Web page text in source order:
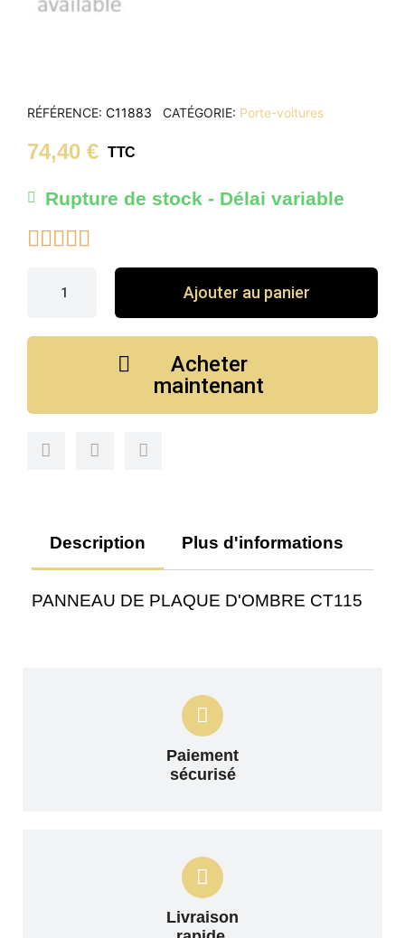
RÉFÉRENCE C11883 CATÉGORIE Porte-voitures
74,40 € TTC
Rupture de stock - Délai variable

Ajouter au panier
Acheter
maintenant
Description Plus d'informations
PANNEAU DE PLAQUE D'OMBRE CT115
Paiement
sécurisé
Livraison